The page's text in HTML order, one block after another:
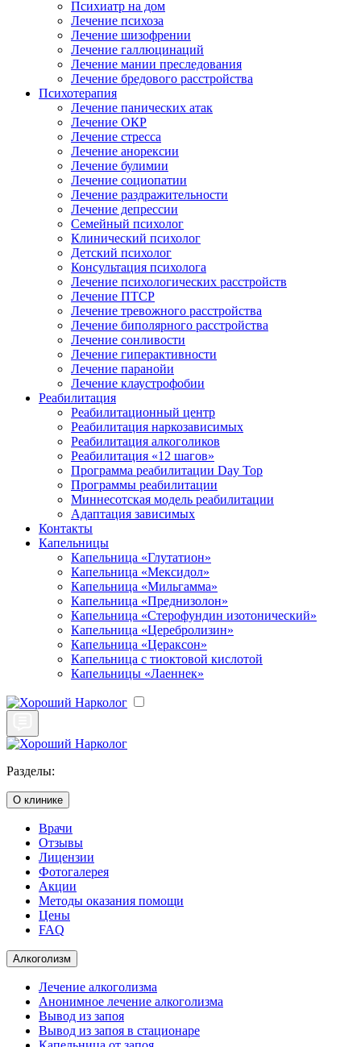
Психиатр на дом
Лечение психоза
Лечение шизофрении
Лечение галлюцинаций
Лечение мании преследования
Лечение бредового расстройства
Психотерапия
Лечение панических атак
Лечение ОКР
Лечение стресса
Лечение анорексии
Лечение булимии
Лечение социопатии
Лечение раздражительности
Лечение депрессии
Семейный психолог
Клинический психолог
Детский психолог
Консультация психолога
Лечение психологических расстройств
Лечение ПТСР
Лечение тревожного расстройства
Лечение биполярного расстройства
Лечение сонливости
Лечение гиперактивности
Лечение паранойи
Лечение клаустрофобии
Реабилитация
Реабилитационный центр
Реабилитация наркозависимых
Реабилитация алкоголиков
Реабилитация «12 шагов»
Программа реабилитации Day Top
Программы реабилитации
Миннесотская модель реабилитации
Адаптация зависимых
Контакты
Капельницы
Капельница «Глутатион»
Капельница «Мексидол»
Капельница «Мильгамма»
Капельница «Преднизолон»
Капельница «Стерофундин изотонический»
Капельница «Церебролизин»
Капельница «Цераксон»
Капельница с тиоктовой кислотой
Капельницы «Лаеннек»
Разделы:
О клинике
Врачи
Отзывы
Лицензии
Фотогалерея
Акции
Методы оказания помощи
Цены
FAQ
Алкоголизм
Лечение алкоголизма
Анонимное лечение алкоголизма
Вывод из запоя
Вывод из запоя в стационаре